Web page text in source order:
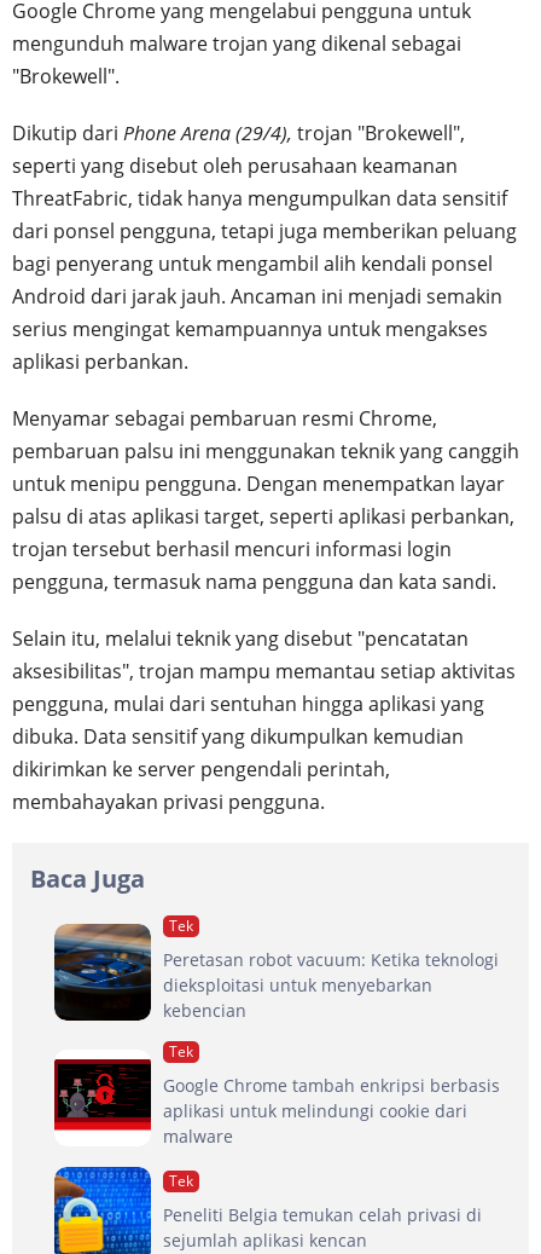
Google Chrome yang mengelabui pengguna untuk
mengunduh malware trojan yang dikenal sebagai
"Brokewell".
Dikutip dari Phone Arena (29/4), trojan "Brokewell",
seperti yang disebut oleh perusahaan keamanan
ThreatFabric, tidak hanya mengumpulkan data sensitif
dari ponsel pengguna, tetapi juga memberikan peluang
bagi penyerang untuk mengambil alih kendali ponsel
Android dari jarak jauh. Ancaman ini menjadi semakin
serius mengingat kemampuannya untuk mengakses
aplikasi perbankan.
Menyamar sebagai pembaruan resmi Chrome,
pembaruan palsu ini menggunakan teknik yang canggih
untuk menipu pengguna. Dengan menempatkan layar
palsu di atas aplikasi target, seperti aplikasi perbankan,
trojan tersebut berhasil mencuri informasi login
pengguna, termasuk nama pengguna dan kata sandi.
Selain itu, melalui teknik yang disebut "pencatatan
aksesibilitas", trojan mampu memantau setiap aktivitas
pengguna, mulai dari sentuhan hingga aplikasi yang
dibuka. Data sensitif yang dikumpulkan kemudian
dikirimkan ke server pengendali perintah,
membahayakan privasi pengguna.
Baca Juga
Tek
Peretasan robot vacuum: Ketika teknologi
dieksploitasi untuk menyebarkan
kebencian
Tek
Google Chrome tambah enkripsi berbasis
aplikasi untuk melindungi cookie dari
malware
Tek
Peneliti Belgia temukan celah privasi di
sejumlah aplikasi kencan